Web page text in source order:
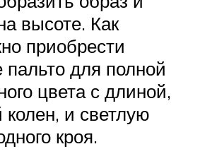
высоте. Как
приобрести
пальто для полной
цвета с длиной,
и светлую
кроя.